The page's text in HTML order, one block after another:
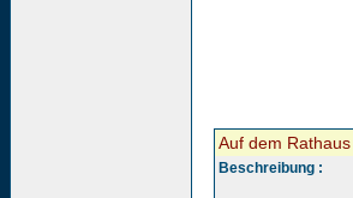
Auf dem Rathaus
Beschreibung :